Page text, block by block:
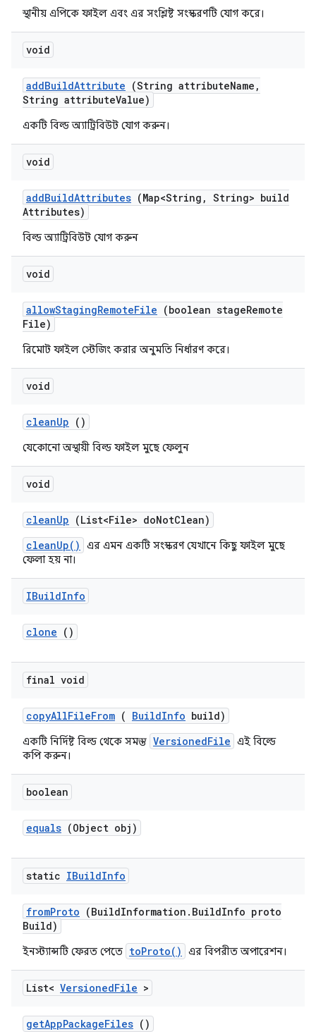
স্থানীয় এপিকে ফাইল এবং এর সংশ্লিষ্ট সংস্করণটি যোগ করে।
void
addBuildAttribute (String attributeName ,
String attributeValue)
একটি বিল্ড অ্যাট্রিবিউট যোগ করুন।
void
addBuildAttributes (Map<String , String> build
Attributes)
বিল্ড অ্যাট্রিবিউট যোগ করুন
void
allowStagingRemoteFile (boolean stageRemote
File)
রিমোট ফাইল স্টেজিং করার অনুমতি নির্ধারণ করে।
void
cleanUp ()
যেকোনো অস্থায়ী বিল্ড ফাইল মুছে ফেলুন
void
cleanUp (List<File> doNotClean)
cleanUp()
এর এমন একটি সংস্করণ যেখানে কিছু ফাইল মুছে
ফেলা হয় না।
IBuildInfo
clone ()
final void
copyAllFileFrom ( BuildInfo build)
একটি নির্দিষ্ট বিল্ড থেকে সমস্ত VersionedFile এই বিল্ডে
কপি করুন।
boolean
equals (Object obj)
static IBuildInfo
fromProto (BuildInformation . BuildInfo proto
Build)
ইনস্ট্যান্সটি ফেরত পেতে toProto() এর বিপরীত অপারেশন।
List< VersionedFile >
getAppPackageFiles ()